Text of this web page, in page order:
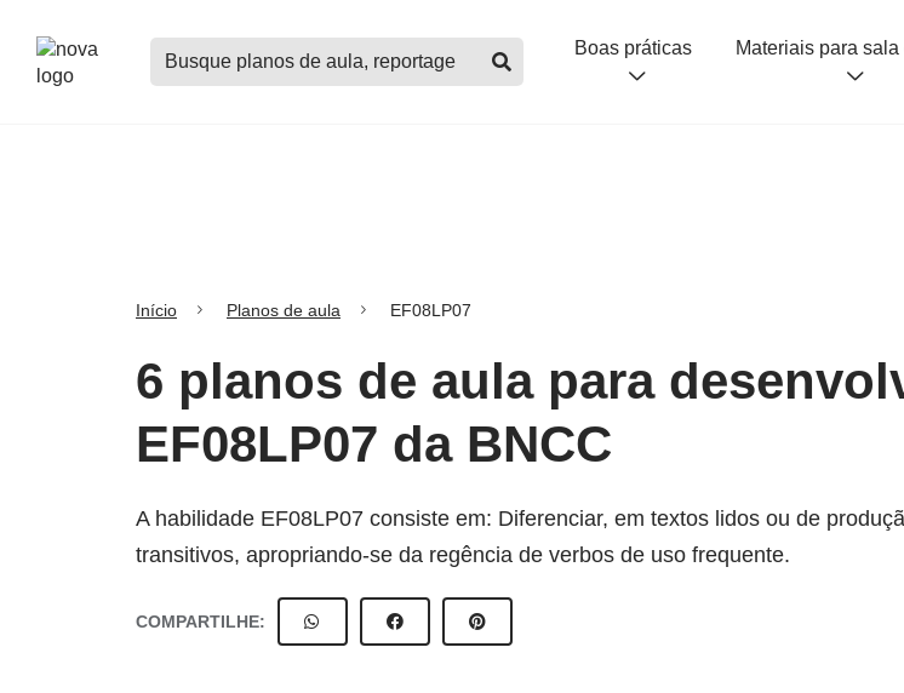
Buscar
planos
Boas práticas Materiais para sala
Início Planos de aula EF08LP07
6 planos de aula para
EF08LP07 da BNCC
A habilidade EF08LP07 consiste em: Diferenciar, em textos lidos ou de
transitivos, apropriando-se da regência de verbos de uso frequente.
COMPARTILHE: